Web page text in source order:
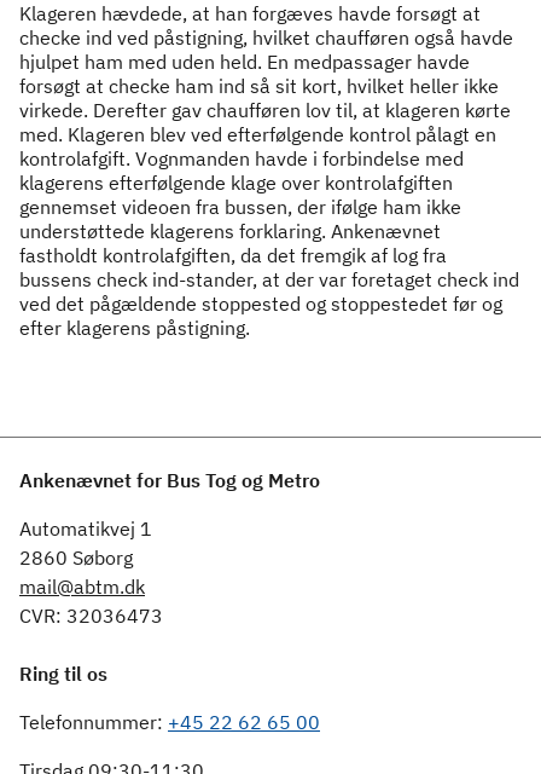
Klageren hævdede, at han forgæves havde forsøgt at
checke ind ved påstigning, hvilket chaufføren også havde
hjulpet ham med uden held. En medpassager havde
forsøgt at checke ham ind så sit kort, hvilket heller ikke
virkede. Derefter gav chaufføren lov til, at klageren kørte
med. Klageren blev ved efterfølgende kontrol pålagt en
kontrolafgift. Vognmanden havde i forbindelse med
klagerens efterfølgende klage over kontrolafgiften
gennemset videoen fra bussen, der ifølge ham ikke
understøttede klagerens forklaring. Ankenævnet
fastholdt kontrolafgiften, da det fremgik af log fra
bussens check ind-stander, at der var foretaget check ind
ved det pågældende stoppested og stoppestedet før og
efter klagerens påstigning.
Ankenævnet for Bus Tog og Metro
Automatikvej 1
2860 Søborg
mail@abtm.dk
CVR: 32036473
Ring til os
Telefonnummer: +45 22 62 65 00